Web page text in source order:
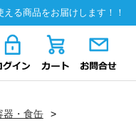
る商品をお届けします！！
器・食缶